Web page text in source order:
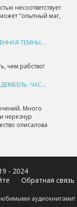
несоответствует
"опытный маг,
ПРИСВОЕННАЯ ТЁМНЫМ. ПРОКЛЯТАЯ ЛЮБОВЬ - АННА ГЕРР
чем рабство!
ЧЁРНЫЙ ДЕМБЕЛЬ. ЧАСТЬ 1 - АНДРЕЙ ФЕДИН
Много
черезчур
описалова
- 2024
Обратная связь
аудиокнигами!